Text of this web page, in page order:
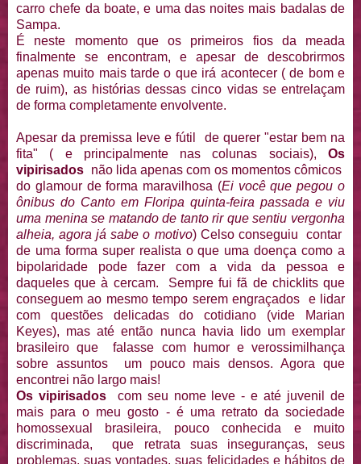
carro chefe da boate, e uma das noites mais badalas de
Sampa.
É neste momento que os primeiros fios da meada
finalmente se encontram, e apesar de descobrirmos
apenas muito mais tarde o que irá acontecer ( de bom e
de ruim), as histórias dessas cinco vidas se entrelaçam
de forma completamente envolvente.
Apesar da premissa leve e fútil de querer "estar bem na
fita" ( e principalmente nas colunas sociais), Os
vipirisados não lida apenas com os momentos cômicos
do glamour de forma maravilhosa (Ei você que pegou o
ônibus do Canto em Floripa quinta-feira passada e viu
uma menina se matando de tanto rir que sentiu vergonha
alheia, agora já sabe o motivo) Celso conseguiu contar
de uma forma super realista o que uma doença como a
bipolaridade pode fazer com a vida da pessoa e
daqueles que à cercam. Sempre fui fã de chicklits que
conseguem ao mesmo tempo serem engraçados e lidar
com questões delicadas do cotidiano (vide Marian
Keyes), mas até então nunca havia lido um exemplar
brasileiro que falasse com humor e verossimilhança
sobre assuntos um pouco mais densos. Agora que
encontrei não largo mais!
Os vipirisados
com seu nome leve - e até juvenil de
mais para o meu gosto - é uma retrato da sociedade
homossexual brasileira, pouco conhecida e muito
discriminada, que retrata suas inseguranças, seus
problemas, suas vontades, suas felicidades e hábitos de